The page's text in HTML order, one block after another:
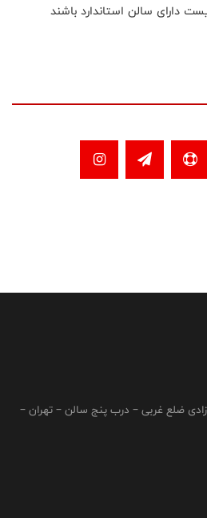
دارای سالن استاندارد باشند
ضلع غربی – درب پنج سالن – تهران –